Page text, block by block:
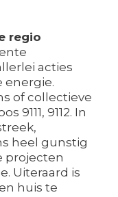
regio
acties
energie.
of collectieve
9111, 9112. In
heel gunstig
projecten
Uiteraard is
huis te